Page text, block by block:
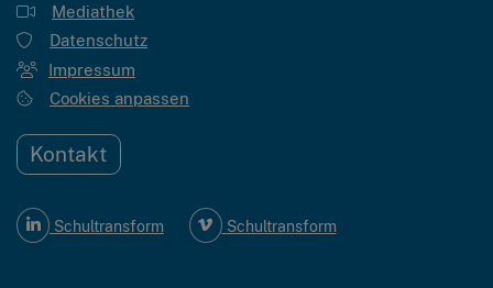
Mediathek
Datenschutz
Impressum
Cookies anpassen
Kontakt
Schultransform Schultransform